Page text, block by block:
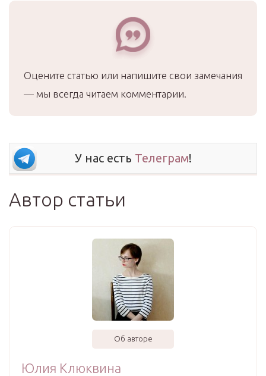
Оцените статью или напишите свои замечания
— мы всегда читаем комментарии.
У нас есть Телеграм!
Автор статьи
Об авторе
Юлия Клюквина